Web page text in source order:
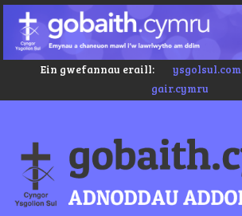
Ein gwefannau eraill: ysgolsul.com
gair.cymru